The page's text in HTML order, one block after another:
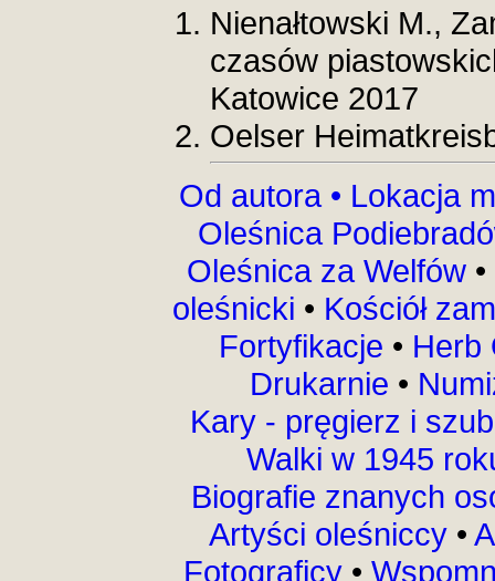
Nienałtowski M.,
czasów
Katowice 2017
Oelser
Od autora • Lokacja
Oleśnica
Oleśnica za Welfów•
oleśnicki • Kościół
Fortyfikacje • Herb
Drukarnie •
Kary - pręgierz i
Walki w 1945
Biografie znanych
Artyści oleśniccy •
Fotograficy •